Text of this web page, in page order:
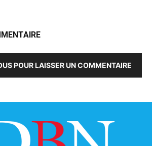
POUR LAISSER UN COMMENTAIRE